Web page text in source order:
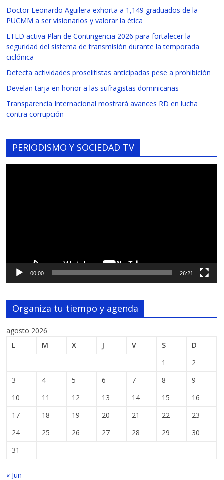
Doctor Leonardo Aguilera exhorta a 1,149 graduados de la
PUCMM a ser visionarios y valorar la ética
ETED activa Plan de Contingencia 2026 para fortalecer la
seguridad del sistema de transmisión durante la temporada
ciclónica
Detecta actividades proselitistas anticipadas pese a prohibición
Develan tarja en honor a las sufragistas dominicanas
Transparencia Internacional mostrará avances RD en lucha
contra corrupción
PERIODISMO Y SOCIEDAD TV
00:00 26:21
Organiza tu tiempo y agenda
agosto 2026
L
M X J V S
D
1
2
3
4 5 6 7 8
9
10
11 12 13 14 15
16
17
18 19 20 21 22
23
24
25 26 27 28 29
30
31
« Jun